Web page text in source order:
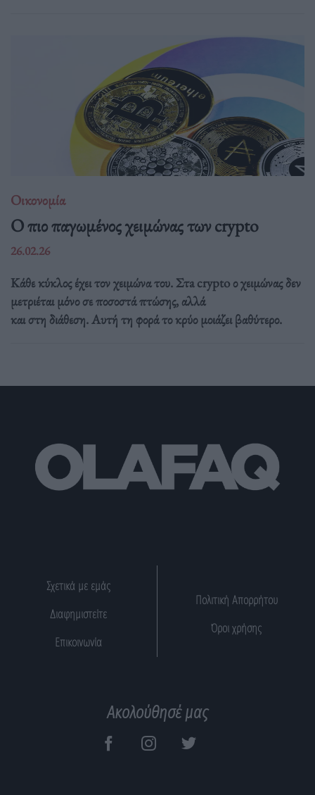
Οικονομία
Ο πιο παγωμένος χειμώνας των crypto
26.02.26
Κάθε κύκλος έχει τον χειμώνα του. Στa crypto ο χειμώνας δεν
μετριέται μόνο σε ποσοστά πτώσης, αλλά
και στη διάθεση. Αυτή τη φορά το κρύο μοιάζει βαθύτερο.
Σχετικά με εμάς
Διαφημιστείτε
Επικοινωνία
Πολιτική Απορρήτου
Όροι χρήσης
Ακολούθησέ μας